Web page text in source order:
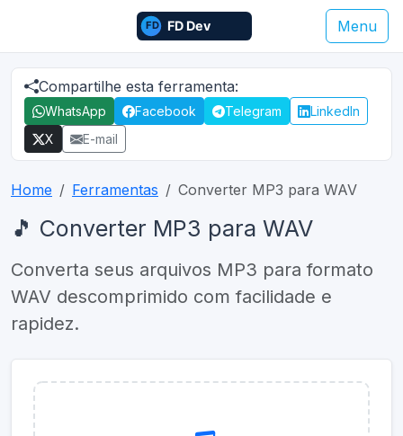
Menu
Compartilhe esta ferramenta:
WhatsApp Facebook Telegram
LinkedIn
X
E-mail
Home Ferramentas Converter MP3 para WAV
🎵 Converter MP3 para WAV
Converta seus arquivos MP3 para formato
WAV descomprimido com facilidade e
rapidez.